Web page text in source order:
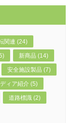
関連 (24)
新商品 (14)
安全施設製品 (7)
ィア紹介 (5)
道路標識 (2)